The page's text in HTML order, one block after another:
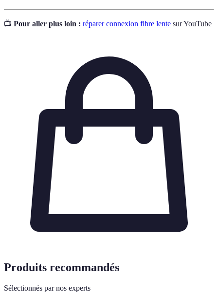
📺 Pour aller plus loin : réparer connexion fibre lente sur YouTube
Produits recommandés
Sélectionnés par nos experts